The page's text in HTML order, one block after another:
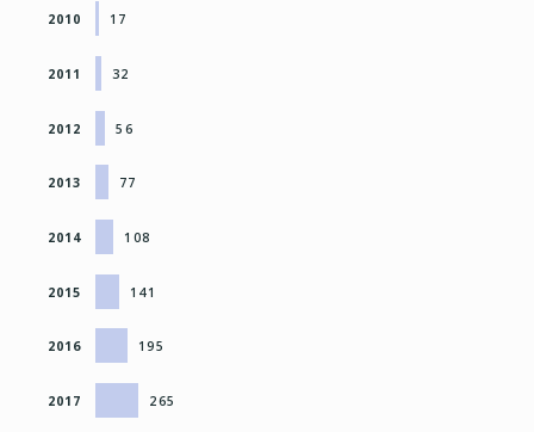
17
2010
32
2011
56
2012
77
2013
108
2014
141
2015
195
2016
265
2017